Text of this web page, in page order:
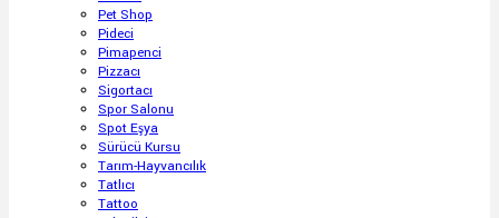
Pet Shop
Pideci
Pimapenci
Pizzacı
Sigortacı
Spor Salonu
Spot Eşya
Sürücü Kursu
Tarım-Hayvancılık
Tatlıcı
Tattoo